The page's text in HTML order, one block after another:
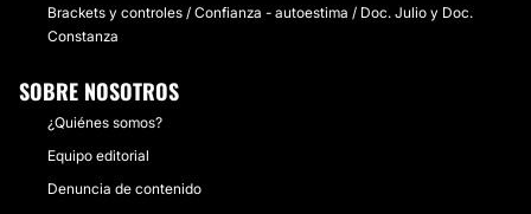
Brackets y controles / Confianza - autoestima / Doc. Julio y Doc.
Constanza
SOBRE NOSOTROS
¿Quiénes somos?
Equipo editorial
Denuncia de contenido